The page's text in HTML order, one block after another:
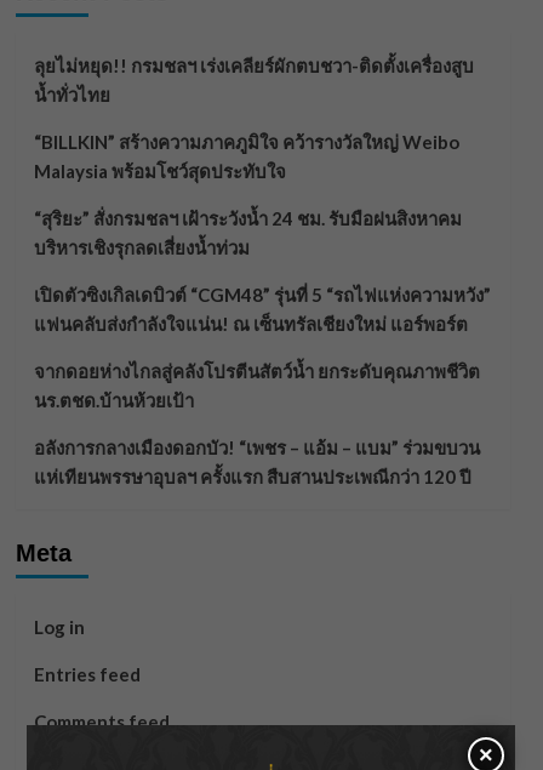
ลุยไม่หยุด!! กรมชลฯ เร่งเคลียร์ผักตบชวา-ติดตั้งเครื่องสูบ
น้ำทั่วไทย
“BILLKIN” สร้างความภาคภูมิใจ คว้ารางวัลใหญ่ Weibo
Malaysia พร้อมโชว์สุดประทับใจ
“สุริยะ” สั่งกรมชลฯ เฝ้าระวังน้ำ 24 ชม. รับมือฝนสิงหาคม
บริหารเชิงรุกลดเสี่ยงน้ำท่วม
เปิดตัวซิงเกิลเดบิวต์ “CGM48” รุ่นที่ 5 “รถไฟแห่งความหวัง”
แฟนคลับส่งกำลังใจแน่น! ณ เซ็นทรัลเชียงใหม่ แอร์พอร์ต
จากดอยห่างไกลสู่คลังโปรตีนสัตว์น้ำ ยกระดับคุณภาพชีวิต
นร.ตชด.บ้านห้วยเป้า
อลังการกลางเมืองดอกบัว! “เพชร – แอ้ม – แบม” ร่วมขบวน
แห่เทียนพรรษาอุบลฯ ครั้งแรก สืบสานประเพณีกว่า 120 ปี
Meta
Log in
Entries feed
Comments feed
×